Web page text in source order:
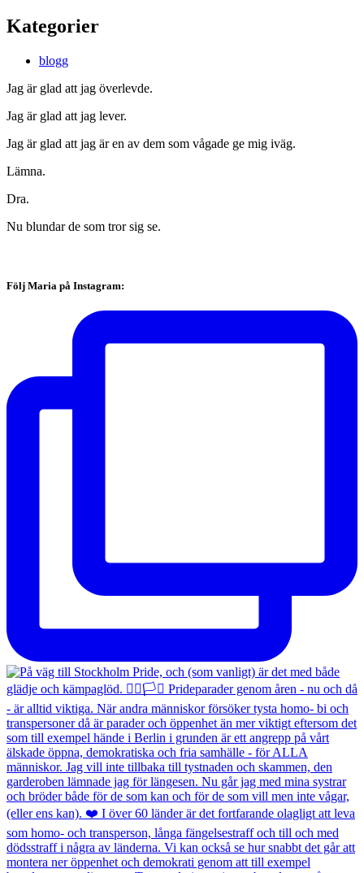
Kategorier
blogg
Jag är glad att jag överlevde.
Jag är glad att jag lever.
Jag är glad att jag är en av dem som vågade ge mig iväg.
Lämna.
Dra.
Nu blundar de som tror sig se.
Följ Maria på Instagram: